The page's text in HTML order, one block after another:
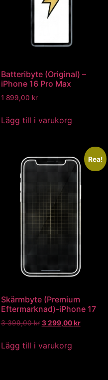
Batteribyte (Original) –
iPhone 16 Pro Max
1 899,00 kr
Lägg till i varukorg
Rea!
Skärmbyte (Premium
Eftermarknad)-iPhone 17
3 399,00kr 3 299,00kr
Lägg till i varukorg